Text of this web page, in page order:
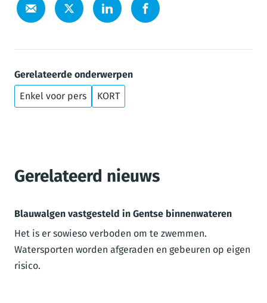
Gerelateerde onderwerpen
Enkel voor pers
KORT
Gerelateerd nieuws
Blauwalgen vastgesteld in Gentse binnenwateren
Het is er sowieso verboden om te zwemmen.
Watersporten worden afgeraden en gebeuren op eigen
risico.